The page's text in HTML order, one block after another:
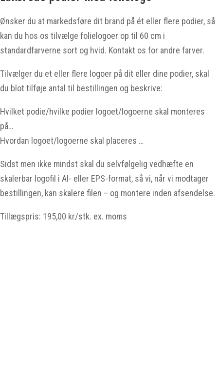
Ønsker du at markedsføre dit brand på ét eller flere podier, så
kan du hos os tilvælge folielogoer op til 60 cm i
standardfarverne sort og hvid. Kontakt os for andre farver.
Tilvælger du et eller flere logoer på dit eller dine podier, skal
du blot tilføje antal til bestillingen og beskrive:
Hvilket podie/hvilke podier logoet/logoerne skal monteres
på…
Hvordan logoet/logoerne skal placeres …
Sidst men ikke mindst skal du selvfølgelig vedhæfte en
skalerbar logofil i AI- eller EPS-format, så vi, når vi modtager
bestillingen, kan skalere filen – og montere inden afsendelse.
Tillægspris: 195,00 kr/stk. ex. moms